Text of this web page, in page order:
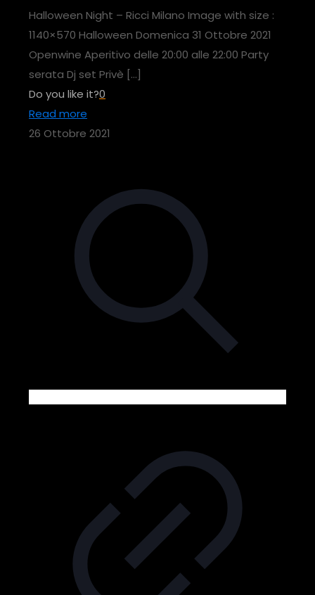
Halloween Night – Ricci Milano Image with size :
1140×570 Halloween Domenica 31 Ottobre 2021
Openwine Aperitivo delle 20:00 alle 22:00 Party
serata Dj set Privè […]
Do you like it?0
Read more
26 Ottobre 2021